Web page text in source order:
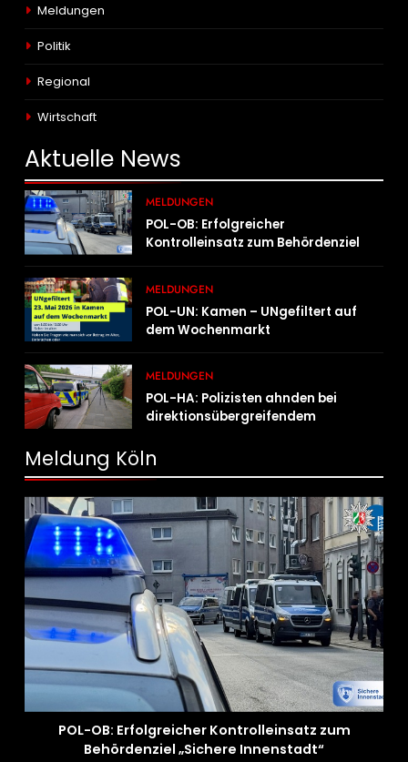
Meldungen
Politik
Regional
Wirtschaft
Aktuelle News
MELDUNGEN
POL-OB: Erfolgreicher
Kontrolleinsatz zum Behördenziel
MELDUNGEN
POL-UN: Kamen – UNgefiltert auf
dem Wochenmarkt
MELDUNGEN
POL-HA: Polizisten ahnden bei
direktionsübergreifendem
Meldung Köln
POL-OB: Erfolgreicher Kontrolleinsatz zum
Behördenziel „Sichere Innenstadt“